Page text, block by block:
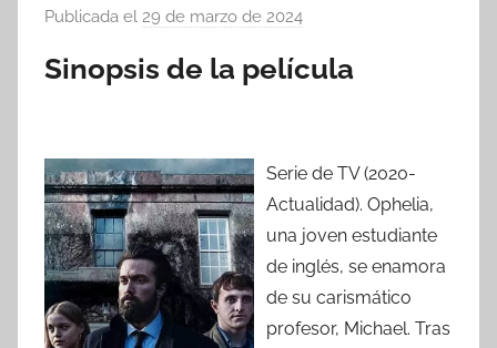
Publicada el 29 de marzo de 2024
r
Sinopsis de la película
Serie de TV (2020-
Actualidad). Ophelia,
una joven estudiante
de inglés, se enamora
de su carismático
profesor, Michael. Tras